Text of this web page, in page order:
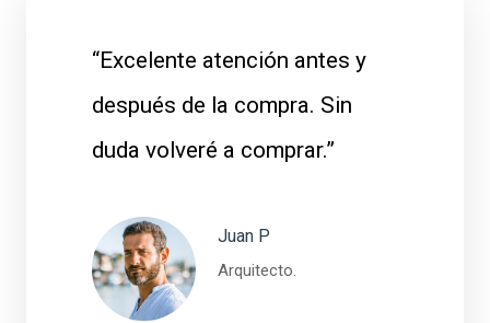
“Excelente atención antes y
después de la compra. Sin
duda volveré a comprar.”
Juan P
Arquitecto.